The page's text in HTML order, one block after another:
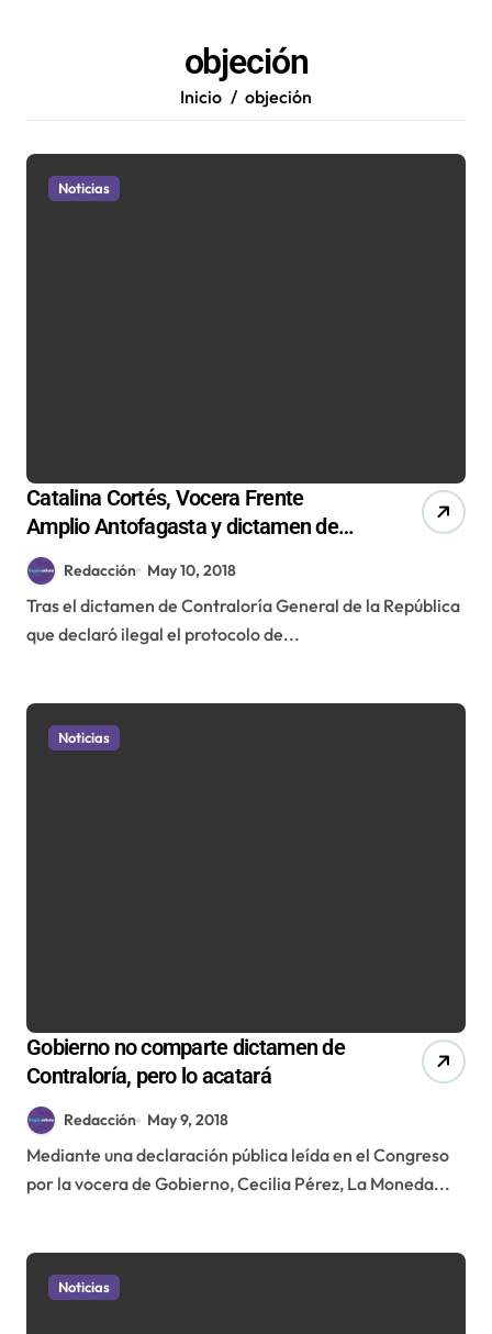
objeción
Inicio objeción
Noticias
Catalina Cortés, Vocera Frente
Amplio Antofagasta y dictamen de
Contraloría: «Se le dobló la mano al
gobierno»
Redacción May 10, 2018
Tras el dictamen de Contraloría General de la República
que declaró ilegal el protocolo de...
Noticias
Gobierno no comparte dictamen de
Contraloría, pero lo acatará
Redacción May 9, 2018
Mediante una declaración pública leída en el Congreso
por la vocera de Gobierno, Cecilia Pérez, La Moneda...
Noticias